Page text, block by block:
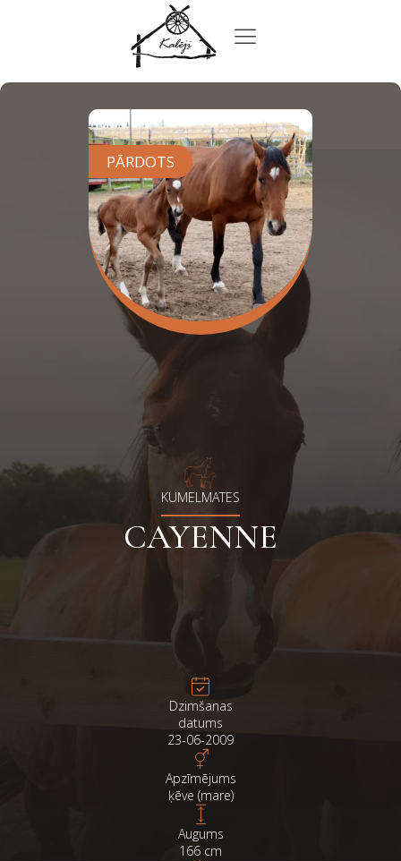
PĀRDOTS
KUMELMATES
CAYENNE
Dzimšanas
datums
23-06-2009
Apzīmējums
ķēve (mare)
Augums
166 cm